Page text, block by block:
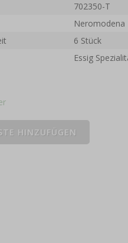
702350-T
Neromodena
6 Stück
Essig